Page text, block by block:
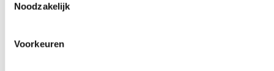
Noodzakelijk
Voorkeuren